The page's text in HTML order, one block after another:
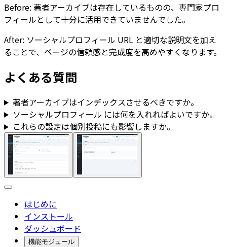
Before: 著者アーカイブは存在しているものの、専門家プロ
フィールとして十分に活用できていませんでした。
After: ソーシャルプロフィール URL と適切な説明文を加え
ることで、ページの信頼感と完成度を高めやすくなります。
よくある質問
著者アーカイブはインデックスさせるべきですか。
ソーシャルプロフィール には何を入れればよいですか。
これらの設定は個別投稿にも影響しますか。
はじめに
インストール
ダッシュボード
機能モジュール